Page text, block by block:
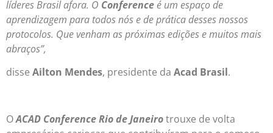
líderes Brasil afora. O Conferenceé um espaço de
aprendizagem para todos nós e de prática desses nossos
protocolos. Que venham as próximas edições e muitos mais
abraços”,
disse Ailton Mendes, presidente da Acad Brasil.
OACAD Conference Rio de Janeirotrouxe de volta